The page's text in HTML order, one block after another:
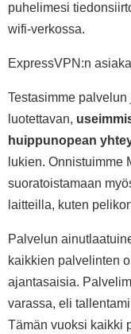
puhelimesi
wifi-verkossa.
ExpressVPN:n
Testasimme
luotettavan,
huippunopean
lukien. Onnistuimme
suoratoistamaan
laitteilla, kuten
Palvelun
kaikkien palvelinten
ajantasaisia.
varassa, eli
Tämän vuoksi kaikki